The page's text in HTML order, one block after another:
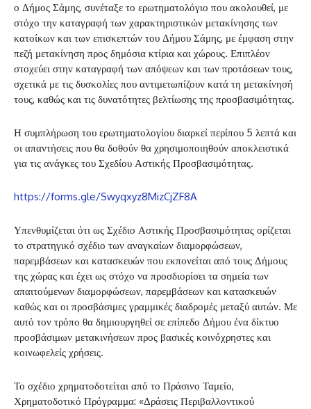
ο Δήμος Σάμης, συνέταξε το ερωτηματολόγιο που ακολουθεί, με
στόχο την καταγραφή των χαρακτηριστικών μετακίνησης των
κατοίκων και των επισκεπτών του Δήμου Σάμης, με έμφαση στην
πεζή μετακίνηση προς δημόσια κτίρια και χώρους. Επιπλέον
στοχεύει στην καταγραφή των απόψεων και των προτάσεων τους,
σχετικά με τις δυσκολίες που αντιμετωπίζουν κατά τη μετακίνησή
τους, καθώς και τις δυνατότητες βελτίωσης της προσβασιμότητας.
Η συμπλήρωση του ερωτηματολογίου διαρκεί περίπου 5 λεπτά και
οι απαντήσεις που θα δοθούν θα χρησιμοποιηθούν αποκλειστικά
για τις ανάγκες του Σχεδίου Αστικής Προσβασιμότητας.
https://forms.gle/Swyqxyz8MizCjZF8A
Υπενθυμίζεται ότι ως Σχέδιο Αστικής Προσβασιμότητας ορίζεται
το στρατηγικό σχέδιο των αναγκαίων διαμορφώσεων,
παρεμβάσεων και κατασκευών που εκπονείται από τους Δήμους
της χώρας και έχει ως στόχο να προσδιορίσει τα σημεία των
απαιτούμενων διαμορφώσεων, παρεμβάσεων και κατασκευών
καθώς και οι προσβάσιμες γραμμικές διαδρομές μεταξύ αυτών. Με
αυτό τον τρόπο θα δημιουργηθεί σε επίπεδο Δήμου ένα δίκτυο
προσβάσιμων μετακινήσεων προς βασικές κοινόχρηστες και
κοινωφελείς χρήσεις.
Το σχέδιο χρηματοδοτείται από το Πράσινο Ταμείο,
Χρηματοδοτικό Πρόγραμμα: «Δράσεις Περιβαλλοντικού